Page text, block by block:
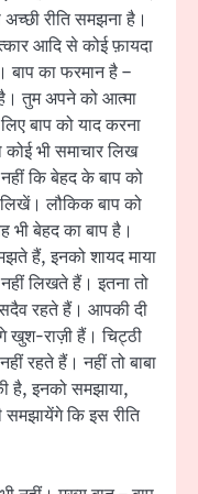
रीति समझना है।
आदि से कोई फ़ायदा
बाप का फरमान है –
है। तुम अपने को आत्मा
बाप को याद करना
भी समाचार लिख
कि बेहद के बाप को
लौकिक बाप को
भी बेहद का बाप है।
हैं, इनको शायद माया
लिखते हैं। इतना तो
सदैव रहते हैं। आपकी दी
खुश-राज़ी हैं। चिट्ठी
रहते हैं। नहीं तो बाबा
है, इनको समझाया,
समझायेंगे कि इस रीति